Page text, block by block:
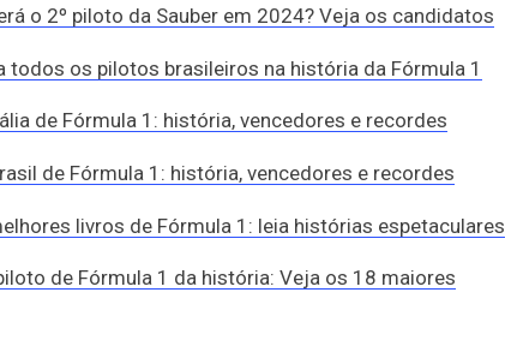
o 2º piloto da Sauber em 2024? Veja os candidatos
todos os pilotos brasileiros na história da Fórmula 1
de Fórmula 1: história, vencedores e recordes
de Fórmula 1: história, vencedores e recordes
livros de Fórmula 1: leia histórias espetaculares
de Fórmula 1 da história: Veja os 18 maiores